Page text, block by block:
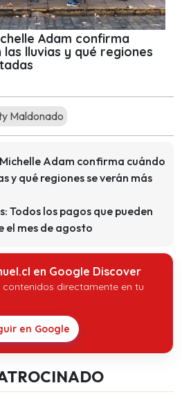
Adam confirma
lluvias y qué regiones
Maldonado
Adam confirma cuándo
y qué regiones se verán más
Todos los pagos que pueden
el mes de agosto
en Google Discover
contenidos directamente en tu
en Google